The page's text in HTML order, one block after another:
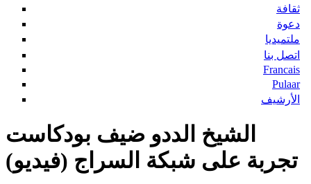
ثقافة
دعوة
ملتميديا
اتصل بنا
Francais
Pulaar
الأرشيف
الشيخ الددو ضيف بودكاست
تجربة على شبكة السراج (فيديو)